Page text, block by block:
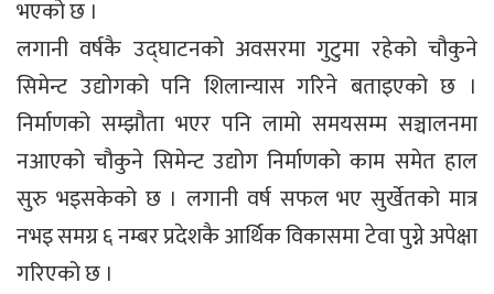
भएको छ ।
लगानी वर्षकै उद्घाटनको अवसरमा गुटुमा रहेको चौकुने
सिमेन्ट उद्योगको पनि शिलान्यास गरिने बताइएको छ ।
निर्माणको सम्झौता भएर पनि लामो समयसम्म सञ्चालनमा
नआएको चौकुने सिमेन्ट उद्योग निर्माणको काम समेत हाल
सुरु भइसकेको छ । लगानी वर्ष सफल भए सुर्खेतको मात्र
नभइ समग्र ६ नम्बर प्रदेशकै आर्थिक विकासमा टेवा पुग्ने अपेक्षा
गरिएको छ ।